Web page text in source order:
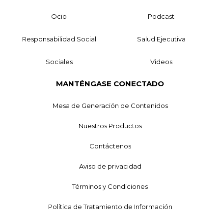
Ocio Podcast
Responsabilidad Social Salud Ejecutiva
Sociales Videos
MANTÉNGASE CONECTADO
Mesa de Generación de Contenidos
Nuestros Productos
Contáctenos
Aviso de privacidad
Términos y Condiciones
Política de Tratamiento de Información